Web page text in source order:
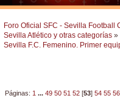
Foro Oficial SFC - Sevilla Football
Sevilla Atlético y otras categorías »
Sevilla F.C. Femenino. Primer
Páginas: 1 ...49 50 51 52 [53]54 55 56